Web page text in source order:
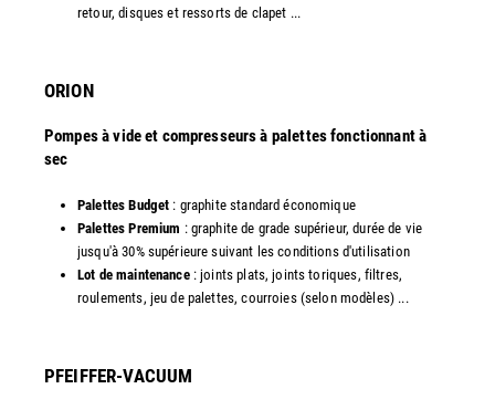
retour, disques et ressorts de clapet ...​
ORION
Pompes à vide et compresseurs à palettes fonctionnant à
sec
Palettes Budget : graphite standard économique
Palettes Premium : graphite de grade supérieur, durée de vie
jusqu'à 30% supérieure suivant les conditions d'utilisation
Lot de maintenance: joints plats, joints toriques, filtres,
roulements, jeu de palettes, courroies (selon modèles) ...​
PFEIFFER-VACUUM